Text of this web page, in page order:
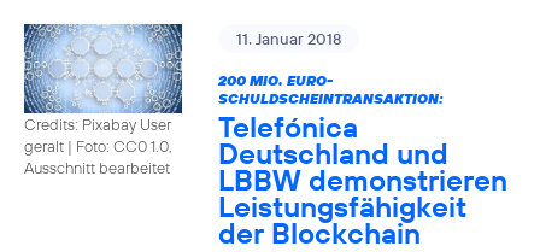
Credits: Pixabay User
geralt | Foto: CC0 1.0,
Ausschnitt bearbeitet
11. Januar 2018
200 MIO. EURO-
SCHULDSCHEINTRANSAKTION:
Telefónica
Deutschland und
LBBW demonstrieren
Leistungsfähigkeit
der Blockchain